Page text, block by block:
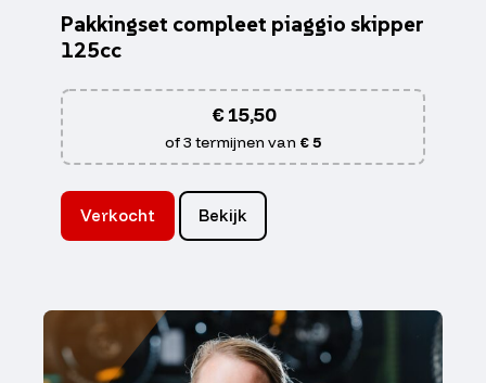
Pakkingset compleet piaggio skipper
125cc
€15,50
of 3 termijnen van € 5
Verkocht Bekijk